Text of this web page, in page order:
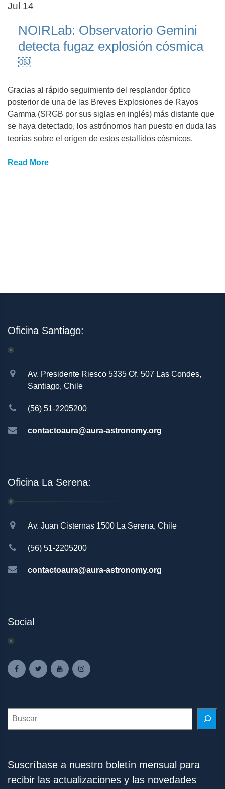
Jul 14
NOIRLab: Observatorio Gemini
detecta fugaz explosión cósmica
￼
Gracias al rápido seguimiento del resplandor óptico
posterior de una de las Breves Explosiones de Rayos
Gamma (SRGB por sus siglas en inglés) más distante que
se haya detectado, los astrónomos han puesto en duda las
teorías sobre el origen de estos estallidos cósmicos.
Read More
Oficina Santiago:
Av. Presidente Riesco 5335 Of. 507 Las Condes,
Santiago, Chile
(56) 51-2205200
contactoaura@aura-astronomy.org
Oficina La Serena:
Av. Juan Cisternas 1500 La Serena, Chile
(56) 51-2205200
contactoaura@aura-astronomy.org
Social
Search
Suscríbase a nuestro boletín mensual para
recibir las actualizaciones y las novedades